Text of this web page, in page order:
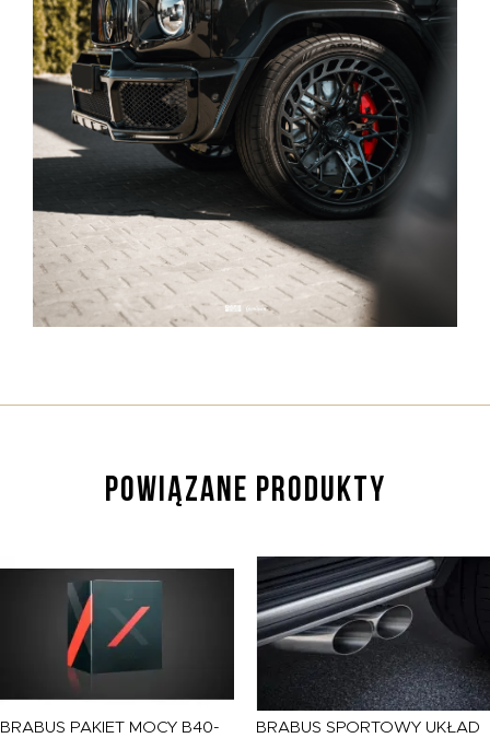
POWIĄZANE PRODUKTY
BRABUS PAKIET MOCY B40-
BRABUS SPORTOWY UKŁAD